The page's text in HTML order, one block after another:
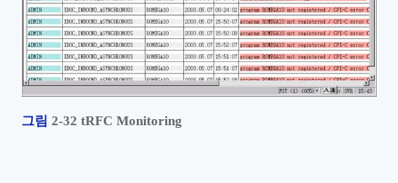
그림 2‑32 tRFC Monitoring